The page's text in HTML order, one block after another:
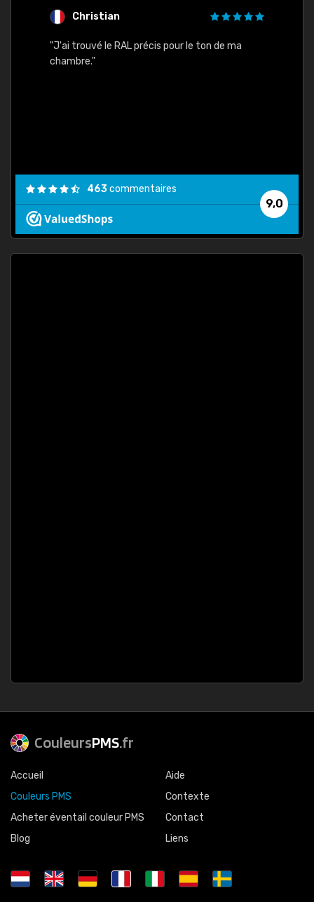
Christian
"J'ai trouvé le RAL précis pour le ton de ma
chambre."
9,0
463commentaires
CouleursPMS.fr
Accueil
Couleurs PMS
Acheter éventail couleur PMS
Blog
Aide
Contexte
Contact
Liens